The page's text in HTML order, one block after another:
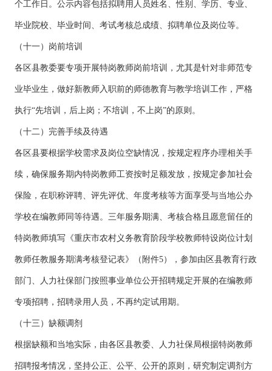
个工作日。公示内容包括拟聘用人员姓名、性别、学历、专业、
毕业院校、毕业时间、考试考核总成绩、拟聘单位及岗位等。
（十一）岗前培训
各区县教委要专项开展特岗教师岗前培训，尤其是针对非师范专
业毕业生，做好新教师入职前的师德教育与教学培训工作，严格
执行“先培训，后上岗；不培训，不上岗”的原则。
（十二）完善手续及待遇
各区县要根据学校需求及岗位空缺情况，按规定程序办理相关手
续，确保服务期内特岗教师工资按时足额发放，按规定参加社会
保险，在职称评聘、评先评优、年度考核等方面享受与当地公办
学校在编教师同等待遇。三年服务期满、考核合格且愿意留任的
特岗教师填写《重庆市农村义务教育阶段学校教师特设岗位计划
教师任教服务期满考核登记表》（附件5），参加由区县教育行政
部门、人力社保部门按照事业单位公开招聘规定开展的在编教师
专项招聘，招聘录用人员，不再约定试用期。
（十三）缺额调剂
根据缺额和当地实际，由各区县教委、人力社保局根据特岗教师
招聘报考情况，坚持公正、公平、公开的原则，研究制定调剂方